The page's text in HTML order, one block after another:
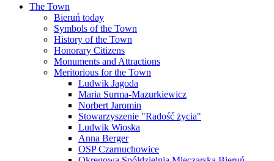
The Town
Bieruń today
Symbols of the Town
History of the Town
Honorary Citizens
Monuments and Attractions
Meritorious for the Town
Ludwik Jagoda
Maria Surma-Mazurkiewicz
Norbert Jaromin
Stowarzyszenie "Radość życia"
Ludwik Wioska
Anna Berger
OSP Czarnuchowice